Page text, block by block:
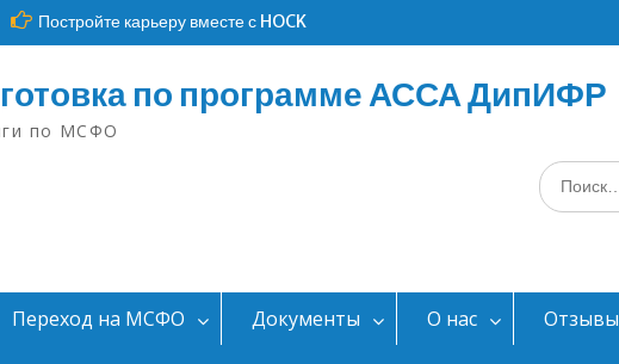
Постройте карьеру вместе с HOCK
по программе АССА ДипИФР
по МСФО
Поиск
по:
Переход на МСФО Документы О нас Отзывы